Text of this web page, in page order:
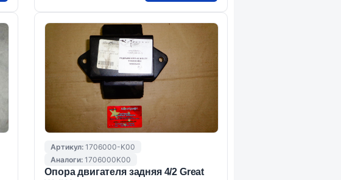
Артикул:1706000-K00
Аналоги:1706000K00
Опора двигателя задняя 4/2 Great